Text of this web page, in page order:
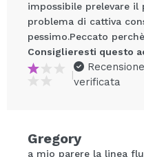
impossibile prelevare il
problema di cattiva
pessimo.Peccato
Consiglieresti questo
|
Recensione
verificata
Gregory
a mio parere la linea